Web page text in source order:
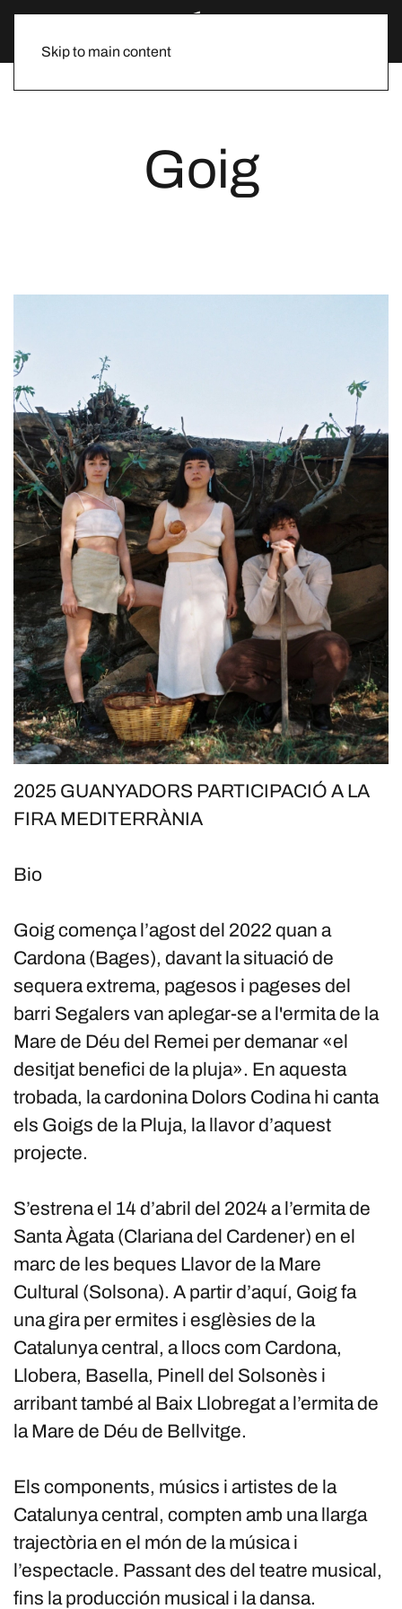
Skip to main content
Goig
2025 GUANYADORS PARTICIPACIÓ A LA
FIRA MEDITERRÀNIA
Bio
Goig comença l’agost del 2022 quan a
Cardona (Bages), davant la situació de
sequera extrema, pagesos i pageses del
barri Segalers van aplegar-se a l'ermita de la
Mare de Déu del Remei per demanar «el
desitjat benefici de la pluja». En aquesta
trobada, la cardonina Dolors Codina hi canta
els Goigs de la Pluja, la llavor d’aquest
projecte.
S’estrena el 14 d’abril del 2024 a l’ermita de
Santa Àgata (Clariana del Cardener) en el
marc de les beques Llavor de la Mare
Cultural (Solsona). A partir d’aquí, Goig fa
una gira per ermites i esglèsies de la
Catalunya central, a llocs com Cardona,
Llobera, Basella, Pinell del Solsonès i
arribant també al Baix Llobregat a l’ermita de
la Mare de Déu de Bellvitge.
Els components, músics i artistes de la
Catalunya central, compten amb una llarga
trajectòria en el món de la música i
l’espectacle. Passant des del teatre musical,
fins la producción musical i la dansa.